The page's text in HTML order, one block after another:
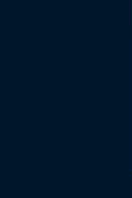
Cookies, die
Erstellung von
Besucher